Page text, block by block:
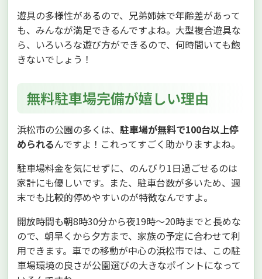
遊具の多様性があるので、兄弟姉妹で年齢差があって
も、みんなが満足できるんですよね。大型複合遊具な
ら、いろいろな遊び方ができるので、何時間いても飽
きないでしょう！
無料駐車場完備が嬉しい理由
浜松市の公園の多くは、 駐車場が無料で100台以上停
められるんですよ！これってすごく助かりますよね。
駐車場料金を気にせずに、のんびり1日過ごせるのは
家計にも優しいです。また、駐車台数が多いため、週
末でも比較的停めやすいのが特徴なんですよ。
開放時間も朝8時30分から夜19時〜20時までと長めな
ので、朝早くから夕方まで、家族の予定に合わせて利
用できます。車での移動が中心の浜松市では、この駐
車場環境の良さが公園選びの大きなポイントになって